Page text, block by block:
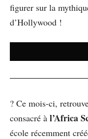
figurer sur la
d’Hollywood !
? Ce mois-ci,
consacré à l’Africa
école récemment